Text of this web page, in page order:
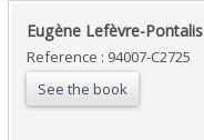
‎Eugène Lefèvre-Pontalis‎
Reference : 94007-C2725
See the book